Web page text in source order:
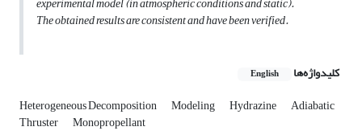
The obtained results are consistent and have been verified.
کلیدواژه‌ها English
Heterogeneous Decomposition Modeling Hydrazine Adiabatic
Thruster Monopropellant